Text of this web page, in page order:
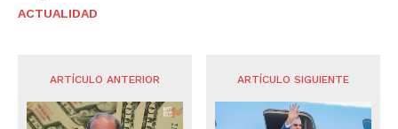
ACTUALIDAD
ARTÍCULO ANTERIOR ARTÍCULO SIGUIENTE